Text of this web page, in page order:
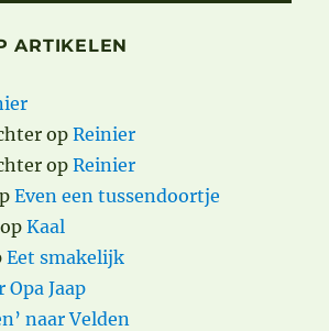
ARTIKELEN
opReinier
opReinier
Even een tussendoortje
opKaal
Eet smakelijk
Opa Jaap
naar Velden